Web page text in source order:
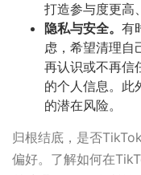
打造参与度更高
隐私与安全。 有
虑，希望清理自
再认识或不再信
的个人信息。此
的潜在风险。
归根结底，是否
偏好。了解如何在